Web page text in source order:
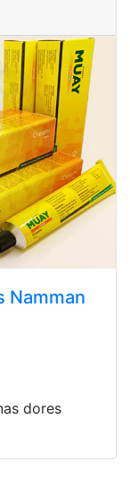
Namman
dores